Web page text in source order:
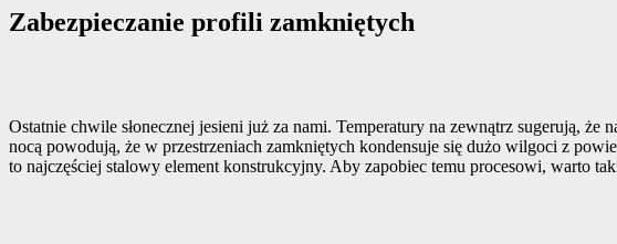
Zabezpieczanie profili zamkniętych
Ostatnie chwile słonecznej jesieni już za nami. Temperatury na zewnątrz sugerują, że
nocą powodują, że w przestrzeniach zamkniętych kondensuje się dużo wilgoci z
to najczęściej stalowy element konstrukcyjny. Aby zapobiec temu procesowi, warto